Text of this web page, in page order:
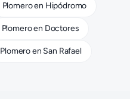
Plomeroen Hipódromo
Plomeroen Doctores
Plomeroen San Rafael